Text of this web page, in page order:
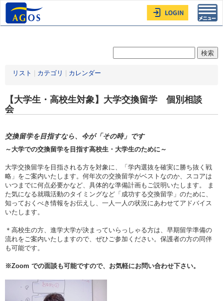
リスト カテゴリ カレンダー
【大学生・高校生対象】大学交換留学 個別相談
会
交換留学を目指すなら、今が「その時」です
～大学での交換留学を目指す高校生・大学生のために～
大学交換留学を目指される方を対象に、「学内選抜を確実に勝ち抜く戦
略」をご案内いたします。何年次の交換留学がベストなのか、スコアは
いつまでに何点必要かなど、具体的な準備計画もご説明いたします。 ま
た気になる就職活動のタイミングなど「成功する交換留学」のために、
知っておくべき情報をお伝えし、一人一人の状況にあわせてアドバイス
いたします。
＊高校生の方、進学大学が決まっていらっしゃる方は、早期留学準備の
流れをご案内いたしますので、ぜひご参加ください。保護者の方の同伴
も可能です。
※Zoom での面談も可能ですので、お気軽にお問い合わせ下さい。